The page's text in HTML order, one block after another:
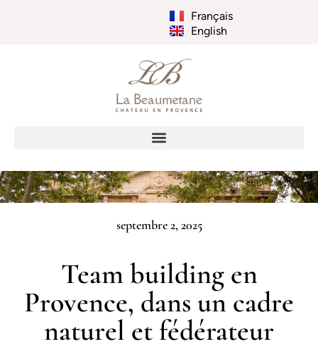
Français
English
septembre 2, 2025
Team building en
Provence, dans un cadre
naturel et fédérateur